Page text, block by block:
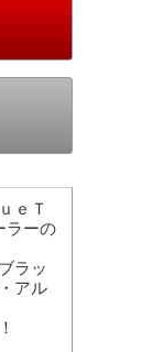
ｅＴ
ラーの
ラッ
アル